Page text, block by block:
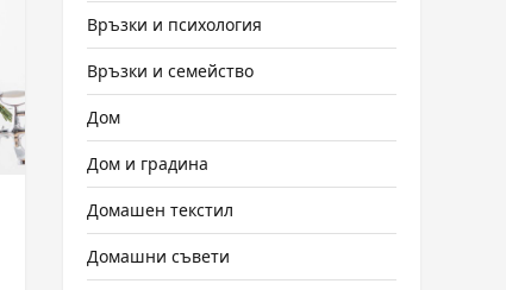
Връзки и психология
Връзки и семейство
Дом
Дом и градина
Домашен текстил
Домашни съвети